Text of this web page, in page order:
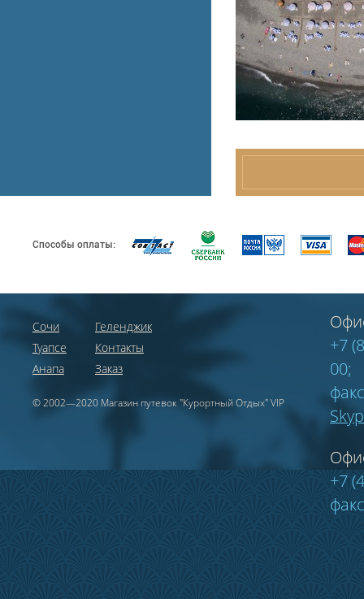
Способы оплаты:
Сочи
Туапсе
Анапа
Геленджик
Контакты
Заказ
© 2002—2020 Магазин путевок "Курортный Отдых" VIP
+7
00;
+7